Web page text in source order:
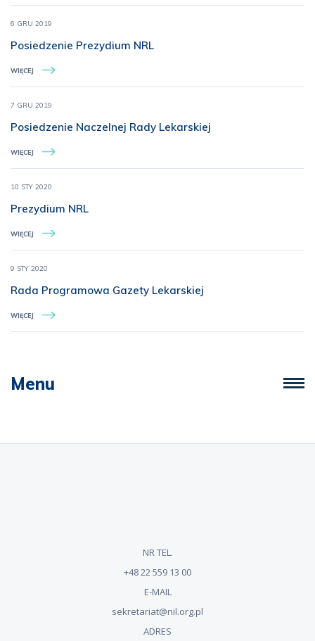
6 GRU 2019
Posiedzenie Prezydium NRL
WIĘCEJ
7 GRU 2019
Posiedzenie Naczelnej Rady Lekarskiej
WIĘCEJ
10 STY 2020
Prezydium NRL
WIĘCEJ
9 STY 2020
Rada Programowa Gazety Lekarskiej
WIĘCEJ
Menu
NR TEL.
+48 22 559 13 00
E-MAIL
sekretariat@nil.org.pl
ADRES